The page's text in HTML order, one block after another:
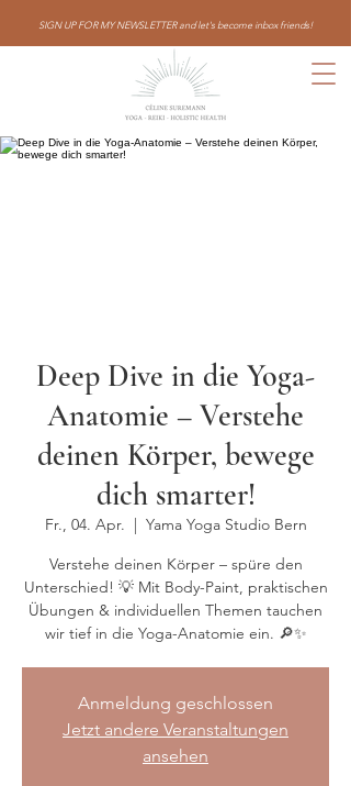
SIGN UP FOR MY NEWSLETTER and let's become inbox friends!
Deep Dive in die Yoga-
Anatomie – Verstehe
deinen Körper, bewege
dich smarter!
Fr., 04. Apr.
  |
Yama Yoga Studio Bern
Verstehe deinen Körper – spüre den
Unterschied! 💡 Mit Body-Paint, praktischen
Übungen & individuellen Themen tauchen
wir tief in die Yoga-Anatomie ein. 🔎✨
Anmeldung geschlossen
Jetzt andere Veranstaltungen
ansehen